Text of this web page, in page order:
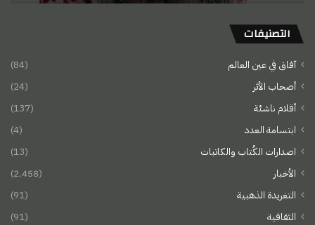
التصنيفات
آفاق في عين العالم
(84)
أصحاب الأثر
(24)
أقلام ناشئة
(137)
ابتسامة العدد
(4)
اصدارات الكُتاب والكاتبات
(13)
الأخبار
(2٬458)
التغريدة الذهبية
(91)
الثقافية
(91)